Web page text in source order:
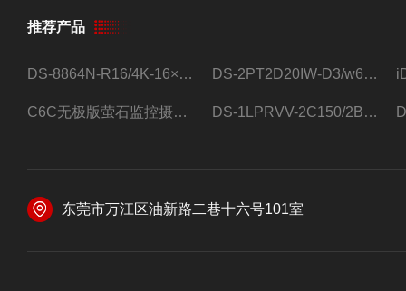
推荐产品
DS-8864N-R16/4K-16×4T/希捷16盘位录像机 DS-2PT2D20IW-D3/w64路高清硬盘录像机
C6C无极版萤石监控摄像头 DS-1LPRVV-2C150/2B监控室外夜视高清电源线护套线200米/卷
东莞市万江区油新路二巷十六号101室